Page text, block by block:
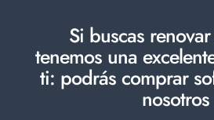
Si buscas
tenemos una
ti: podrás comprar
nosotros